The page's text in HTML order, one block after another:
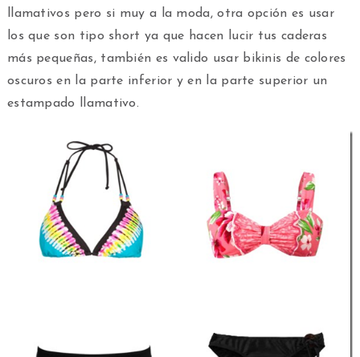
llamativos pero si muy a la moda, otra opción es usar
los que son tipo short ya que hacen lucir tus caderas
más pequeñas, también es valido usar bikinis de colores
oscuros en la parte inferior y en la parte superior un
estampado llamativo.